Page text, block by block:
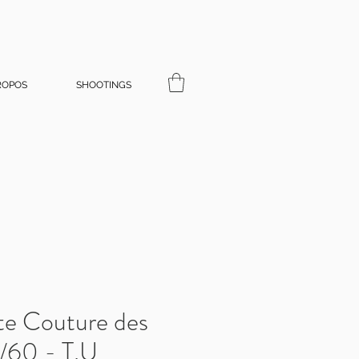
SHOOTINGS
Couture des